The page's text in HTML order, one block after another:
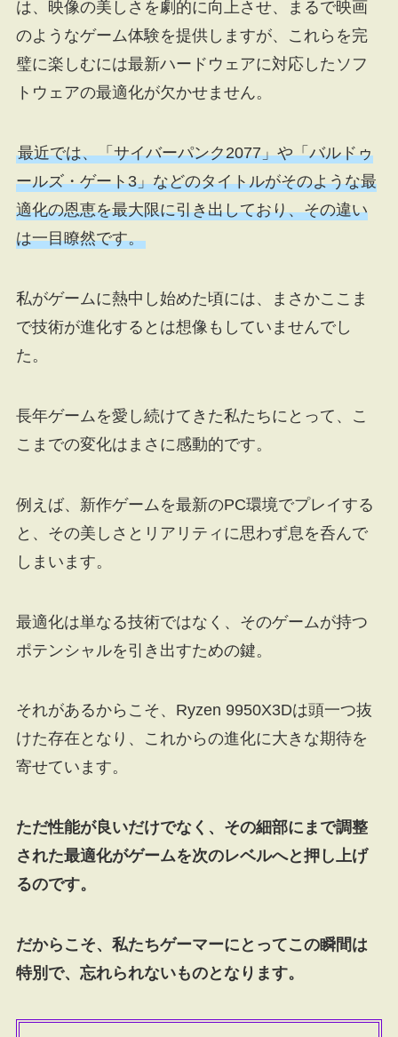
は、映像の美しさを劇的に向上させ、まるで映画
のようなゲーム体験を提供しますが、これらを完
璧に楽しむには最新ハードウェアに対応したソフ
トウェアの最適化が欠かせません。
最近では、「サイバーパンク2077」や「バルドゥ
ールズ・ゲート3」などのタイトルがそのような最
適化の恩恵を最大限に引き出しており、その違い
は一目瞭然です。
私がゲームに熱中し始めた頃には、まさかここま
で技術が進化するとは想像もしていませんでし
た。
長年ゲームを愛し続けてきた私たちにとって、こ
こまでの変化はまさに感動的です。
例えば、新作ゲームを最新のPC環境でプレイする
と、その美しさとリアリティに思わず息を呑んで
しまいます。
最適化は単なる技術ではなく、そのゲームが持つ
ポテンシャルを引き出すための鍵。
それがあるからこそ、Ryzen 9950X3Dは頭一つ抜
けた存在となり、これからの進化に大きな期待を
寄せています。
ただ性能が良いだけでなく、その細部にまで調整
された最適化がゲームを次のレベルへと押し上げ
るのです。
だからこそ、私たちゲーマーにとってこの瞬間は
特別で、忘れられないものとなります。